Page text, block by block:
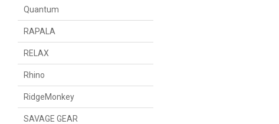
Quantum
RAPALA
RELAX
Rhino
RidgeMonkey
SAVAGE GEAR